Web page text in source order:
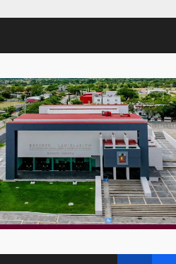
animal tras
6
Baja
por
16 julio 2026
7
Sin paso
26 junio 2026